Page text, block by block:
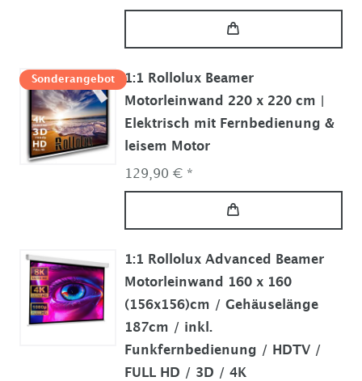
Sonderangebot
1:1 Rollolux Beamer
Motorleinwand 220 x 220 cm |
Elektrisch mit Fernbedienung &
leisem Motor
129,90 € *
1:1 Rollolux Advanced Beamer
Motorleinwand 160 x 160
(156x156)cm / Gehäuselänge
187cm / inkl.
Funkfernbedienung / HDTV /
FULL HD / 3D / 4K